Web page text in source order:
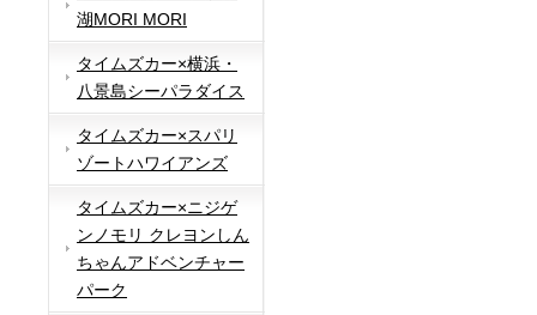
湖MORI MORI
タイムズカー×横浜・
八景島シーパラダイス
タイムズカー×スパリ
ゾートハワイアンズ
タイムズカー×ニジゲ
ンノモリ クレヨンしん
ちゃんアドベンチャー
パーク